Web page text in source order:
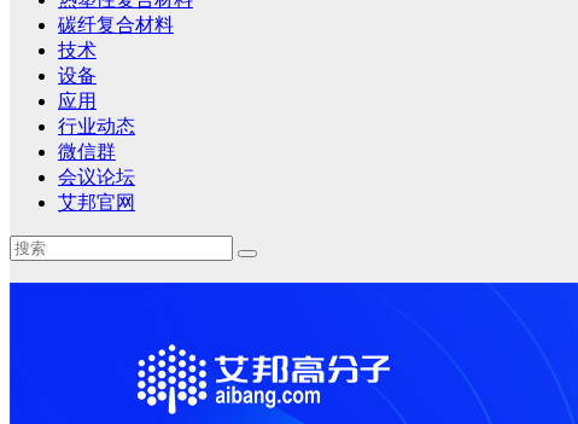
碳纤复合材料
技术
设备
应用
行业动态
微信群
会议论坛
艾邦官网